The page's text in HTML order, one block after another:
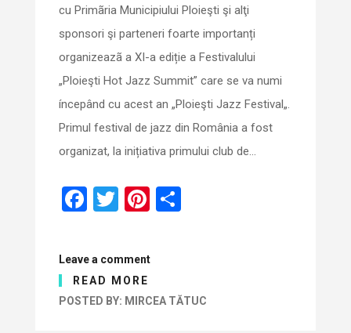
cu Primãria Municipiului Ploieşti şi alţi
sponsori şi parteneri foarte importanți
organizeazã a XI-a ediție a Festivalului
„Ploieşti Hot Jazz Summit” care se va numi
íncepând cu acest an „Ploieşti Jazz Festival„.
Primul festival de jazz din România a fost
organizat, la inițiativa primului club de…
F
ce
b
o
T
tt
er
Pi
er
t
Leave a comment
READ MORE
POSTED BY: MIRCEA TĂTUC